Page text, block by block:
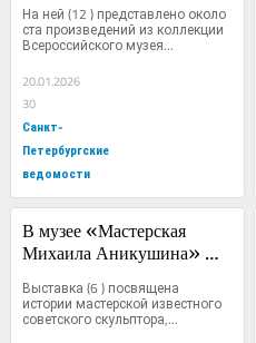
над солнцем: Пушкин
и русский авангард»
На ней (12 ) представлено около
ста произведений из коллекции
Всероссийского музея...
20.01.2026
30
Санкт-
Петербургские
ведомости
В музее «Мастерская
Михаила Аникушина»
«В процессе»
Выставка (6 ) посвящена
истории мастерской известного
советского скульптора,...